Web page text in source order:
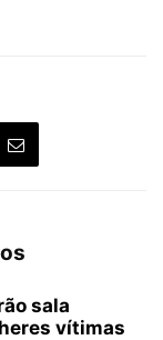
sala
vítimas